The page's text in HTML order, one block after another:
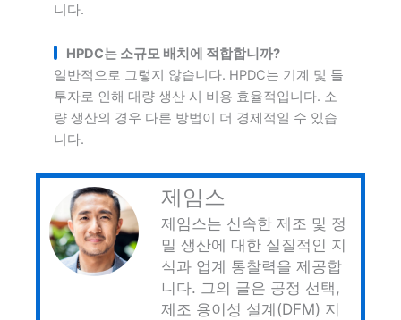
니다.
HPDC는 소규모 배치에 적합합니까?
일반적으로 그렇지 않습니다. HPDC는 기계 및 툴
투자로 인해 대량 생산 시 비용 효율적입니다. 소
량 생산의 경우 다른 방법이 더 경제적일 수 있습
니다.
제임스
제임스는 신속한 제조 및 정
밀 생산에 대한 실질적인 지
식과 업계 통찰력을 제공합
니다. 그의 글은 공정 선택,
제조 용이성 설계(DFM) 지